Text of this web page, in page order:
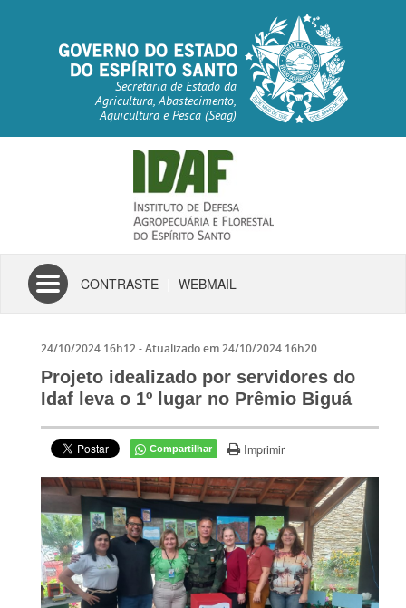
Secretaria de Estado da
Agricultura, Abastecimento,
Aquicultura e Pesca (Seag)
Toggle
navigation
CONTRASTE WEBMAIL
24/10/2024 16h12- Atualizado em24/10/2024 16h20
Projeto idealizado por servidores do
Idaf leva o 1º lugar no Prêmio Biguá
Compartilhar Imprimir